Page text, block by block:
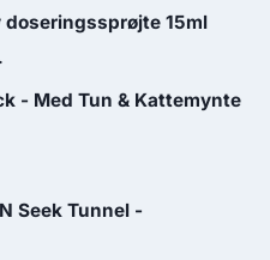
aktuelle
doseringssprøjte 15ml
aktuelle
18.75 kr..
- Med Tun & Kattemynte
Seek Tunnel -